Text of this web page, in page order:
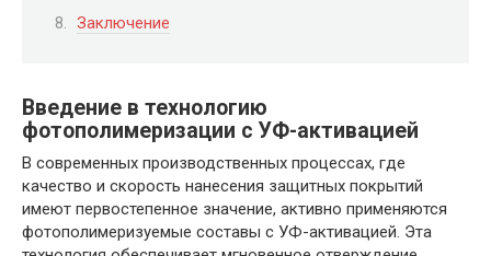
Заключение
Введение в технологию
фотополимеризации с УФ-активацией
В современных производственных процессах, где
качество и скорость нанесения защитных покрытий
имеют первостепенное значение, активно применяются
фотополимеризуемые составы с УФ-активацией. Эта